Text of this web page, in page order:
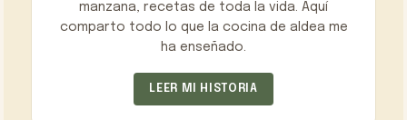
manzana, recetas de toda la vida. Aquí
comparto todo lo que la cocina de aldea me
ha enseñado.
LEER MI HISTORIA